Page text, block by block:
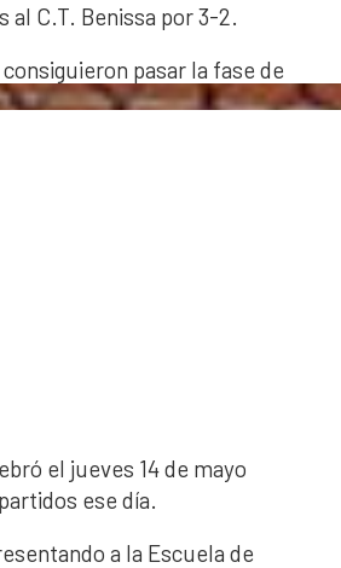
C.T. Benissa por 3-2.
pasar la fase de
y fueron a tope con el
el jueves 14 de mayo
ese día.
a la Escuela de